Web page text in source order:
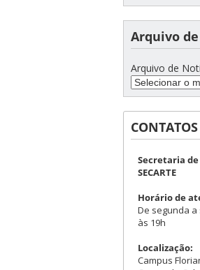
Arquivo
Arquivo de
CONTATOS
Secretaria
SECARTE
Horário de
De segunda
às 19h
Localização:
Campus